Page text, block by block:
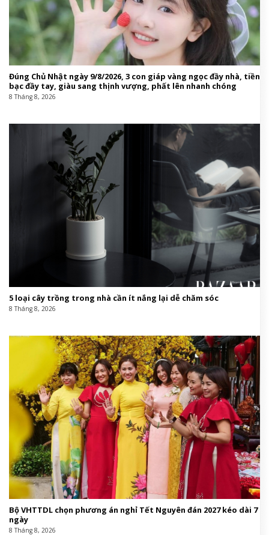
Đúng Chủ Nhật ngày 9/8/2026, 3 con giáp vàng ngọc đầy nhà, tiền
bạc đầy tay, giàu sang thịnh vượng, phất lên nhanh chóng
8 Tháng 8, 2026
5 loại cây trồng trong nhà cần ít nắng lại dễ chăm sóc
8 Tháng 8, 2026
Bộ VHTTDL chọn phương án nghỉ Tết Nguyên đán 2027 kéo dài 7
ngày
8 Tháng 8, 2026